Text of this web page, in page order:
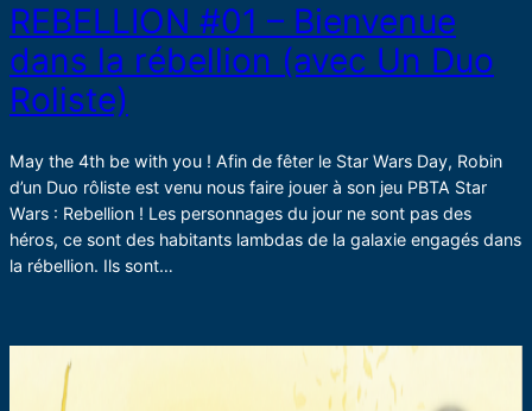
REBELLION #01 – Bienvenue
dans la rébellion (avec Un Duo
Roliste)
May the 4th be with you ! Afin de fêter le Star Wars Day, Robin
d’un Duo rôliste est venu nous faire jouer à son jeu PBTA Star
Wars : Rebellion ! Les personnages du jour ne sont pas des
héros, ce sont des habitants lambdas de la galaxie engagés dans
la rébellion. Ils sont…